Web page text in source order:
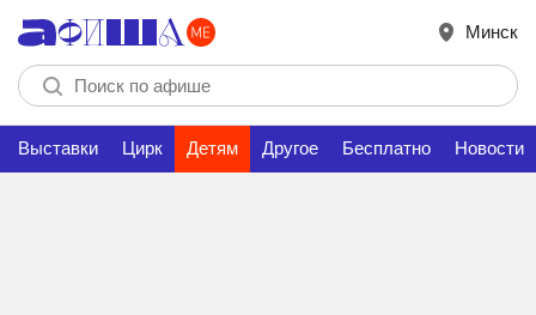
Минск
Выставки Цирк Детям Другое Бесплатно Новости